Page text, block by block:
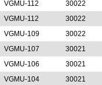
VGMU-112 30022
VGMU-112 30022
VGMU-109 30022
VGMU-107 30021
VGMU-106 30021
VGMU-104 30021